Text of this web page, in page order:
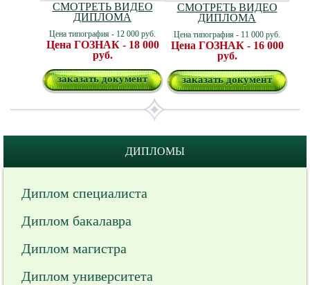
СМОТРЕТЬ ВИДЕО
ДИПЛОМА
Цена типография - 12 000 руб.
Цена ГОЗНАК - 18 000
руб.
заказать документ
СМОТРЕТЬ ВИДЕО
ДИПЛОМА
Цена типография - 11 000 руб.
Цена ГОЗНАК - 16 000
руб.
заказать документ
ДИПЛОМЫ
Диплом специалиста
Диплом бакалавра
Диплом магистра
Диплом университета